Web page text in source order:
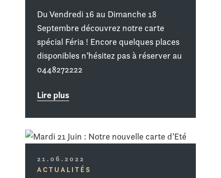
Du Vendredi 16 au Dimanche 18
Septembre découvrez notre carte
spécial Féria ! Encore quelques places
disponibles n’hésitez pas à réserver au
0448272222
Lire plus
21.06.2022
ACTUALITÉS